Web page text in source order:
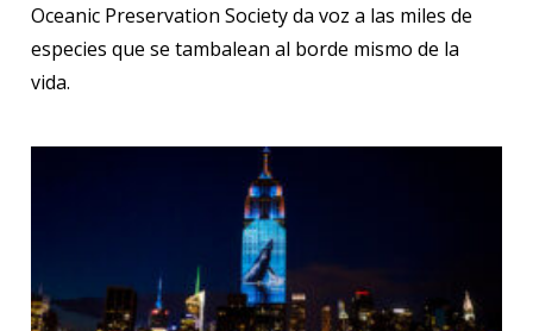
Oceanic Preservation Society da voz a las miles de
especies que se tambalean al borde mismo de la
vida.